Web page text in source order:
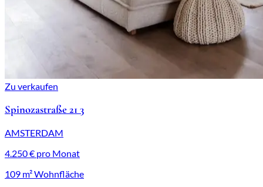
Zu verkaufen
Spinozastraße 21 3
AMSTERDAM
4.250 € pro Monat
109 m² Wohnfläche